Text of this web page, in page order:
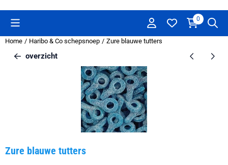
0
Home / Haribo & Co schepsnoep / Zure blauwe tutters
overzicht
Zure blauwe tutters